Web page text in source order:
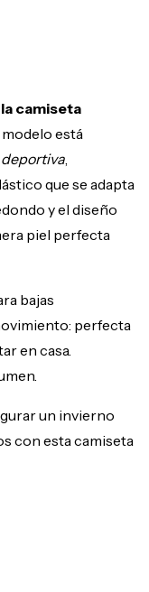
camiseta
modelo está
que se adapta
y el diseño
piel perfecta
bajas
perfecta
en casa.
un invierno
con esta camiseta